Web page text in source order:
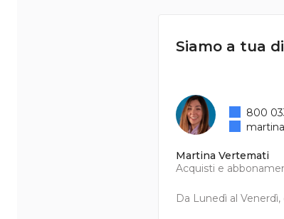
Siamo a tua
Martina Vertemati
Acquisti e
Da Lunedì al Venerdì,
800